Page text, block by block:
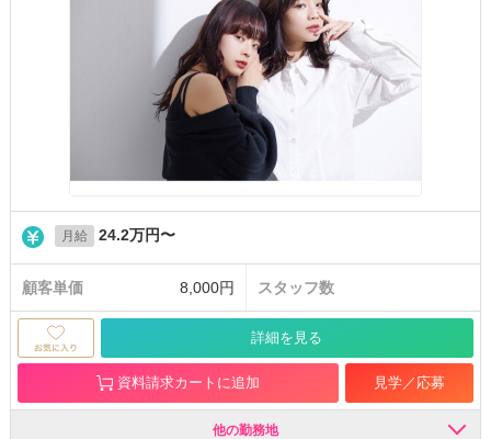
月給 24.2万円〜
顧客単価 8,000円 スタッフ数
詳細を見る
資料請求カートに追加 見学／応募
他の勤務地